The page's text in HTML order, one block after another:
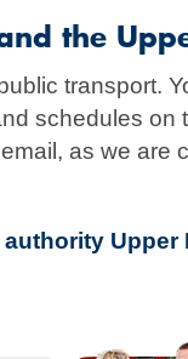
the
transport.
schedules on
as we are
Upper